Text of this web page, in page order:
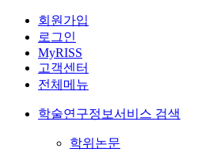
회원가입
로그인
MyRISS
고객센터
전체메뉴
학술연구정보서비스 검색
학위논문